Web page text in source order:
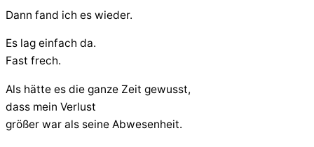
Dann fand ich es wieder.
Es lag einfach da.
Fast frech.
Als hätte es die ganze Zeit gewusst,
dass mein Verlust
größer war als seine Abwesenheit.